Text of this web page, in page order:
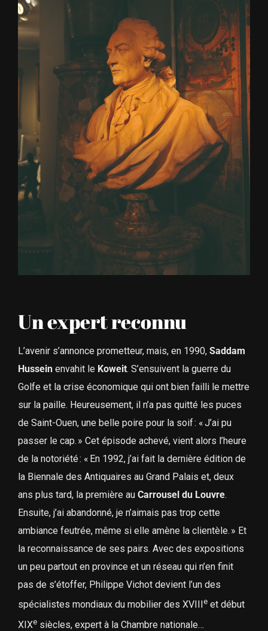
Un expert reconnu
L’avenir s’annonce prometteur, mais, en 1990, Saddam
Husseinenvahit le Koweit. S’ensuivent la guerre du
Golfe et la crise économique qui ont bien failli le mettre
sur la paille. Heureusement, il n’a pas quitté les puces
de Saint-Ouen, une belle poire pour la soif : « J’ai pu
passer le cap. » Cet épisode achevé, vient alors l’heure
de la notoriété : « En 1992, j’ai fait la dernière édition de
la Biennale des Antiquaires au Grand Palais et, deux
ans plus tard, la première au Carrousel du Louvre.
Ensuite, j’ai abandonné, je n’aimais pas trop cette
ambiance feutrée, même si elle amène la clientèle. » Et
la reconnaissance de ses pairs. Avec des expositions
un peu partout en province et un réseau qui n’en finit
pas de s’étoffer, Philippe Vichot devient l’un des
spécialistes mondiaux du mobilier des XVIII
eet début
XIXesiècles, expert à la Chambre nationale…